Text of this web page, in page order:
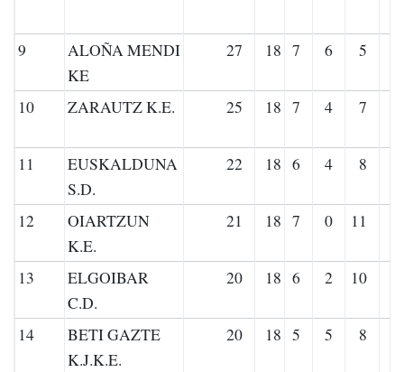
9
ALOÑA MENDI
KE
27 18 7 6 5
10 ZARAUTZ K.E. 25 18 7 4 7
11
EUSKALDUNA
S.D.
22 18 6 4 8
12
OIARTZUN
K.E.
21 18 7 0 11
13
ELGOIBAR
C.D.
20 18 6 2 10
14
BETI GAZTE
K.J.K.E.
20 18 5 5 8